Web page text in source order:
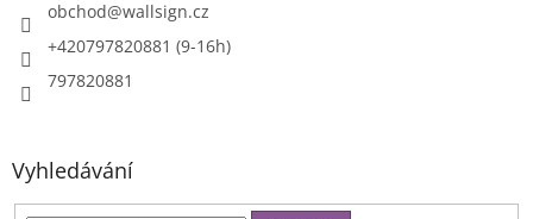
obchod@wallsign.cz
+420797820881 (9-16h)
797820881
Vyhledávání